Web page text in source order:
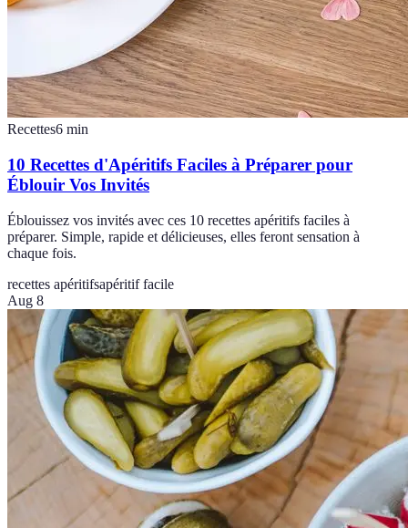
Recettes6 min
10 Recettes d'Apéritifs Faciles à Préparer pour
Éblouir Vos Invités
Éblouissez vos invités avec ces 10 recettes apéritifs faciles à
préparer. Simple, rapide et délicieuses, elles feront sensation à
chaque fois.
recettes apéritifsapéritif facile
Aug 8